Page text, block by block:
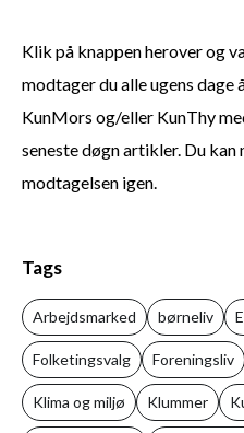
Klik på knappen herover og
modtager du alle ugens dage
KunMors og/eller KunThy
seneste døgn artikler. Du kan
modtagelsen igen.
Tags
Arbejdsmarked børneliv
Folketingsvalg Foreningsliv
Klima og miljø Klummer